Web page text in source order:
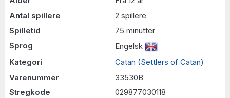
Antal spillere
2 spillere
Spilletid
75 minutter
Sprog
Engelsk
Kategori
Catan (Settlers of Catan)
Varenummer
33530B
Stregkode
029877030118